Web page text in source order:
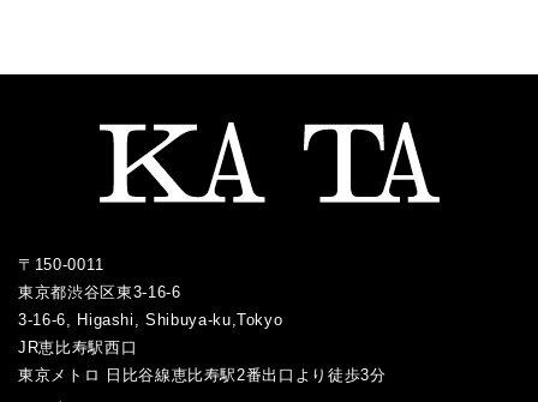
〒150-0011
東京都渋谷区東3-16-6
3-16-6, Higashi, Shibuya-ku,Tokyo
JR恵比寿駅西口
／
東京メトロ 日比谷線恵比寿駅2番出口より徒歩3分